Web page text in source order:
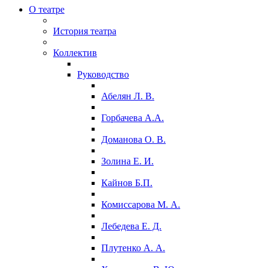
О театре
История театра
Коллектив
Руководство
Абелян Л. В.
Горбачева А.А.
Доманова О. В.
Золина Е. И.
Кайнов Б.П.
Комиссарова М. А.
Лебедева Е. Д.
Плутенко А. А.